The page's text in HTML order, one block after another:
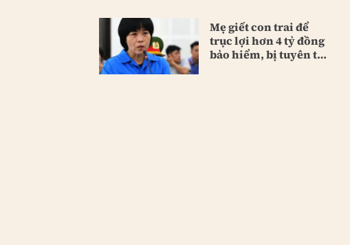
Mẹ giết con trai để
trục lợi hơn 4 tỷ đồng
bảo hiểm, bị tuyên tù